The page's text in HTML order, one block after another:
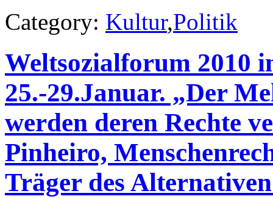
Category: Kultur,Politik
Weltsozialforum 2010
25.-29.Januar. „Der
werden deren Rechte
Pinheiro,
Träger des